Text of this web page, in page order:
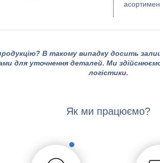
В такому випадку досить
для уточнення деталей. Ми
логістики.
Як ми працюємо?